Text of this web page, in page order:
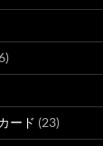
ード (23)